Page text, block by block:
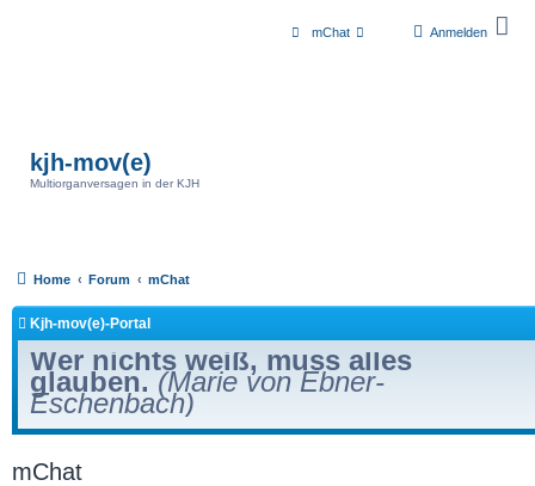
Anmelden
mChat
kjh-mov(e)
Multiorganversagen in der KJH
Home Forum mChat
Kjh-mov(e)-Portal
Wer nichts weiß, muss alles
glauben. (Marie von Ebner-
Eschenbach)
mChat